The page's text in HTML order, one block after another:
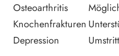
Osteoarthritis
Knochenfrakturen
Depression